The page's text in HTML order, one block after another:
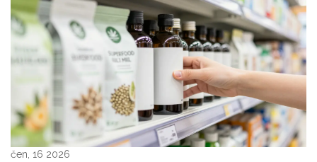
čen, 16 2026